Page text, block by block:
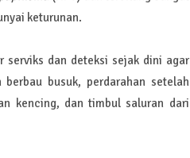
keturunan.
serviks dan deteksi sejak dini agar
busuk, perdarahan setelah
kencing, dan timbul saluran dari